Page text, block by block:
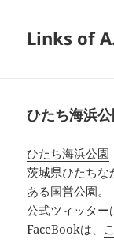
Links of
ひたち海浜
ひたち海浜公園
茨城県ひたちな
ある国営公園。
公式ツィッター
FaceBookは、